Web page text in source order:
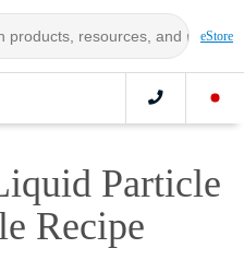
eStore
Particle
Recipe